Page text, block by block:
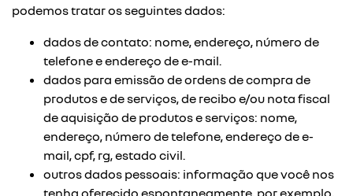
podemos tratar os seguintes dados:
dados de contato: nome, endereço, número de
telefone e endereço de e-mail.
dados para emissão de ordens de compra de
produtos e de serviços, de recibo e/ou nota fiscal
de aquisição de produtos e serviços: nome,
endereço, número de telefone, endereço de e-
mail, cpf, rg, estado civil.
outros dados pessoais: informação que você nos
tenha oferecido espontaneamente, por exemplo,